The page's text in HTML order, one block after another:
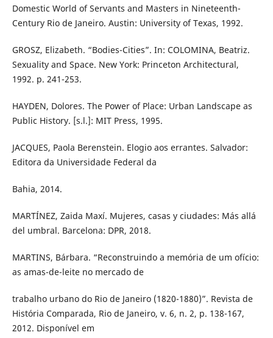
Domestic World of Servants and Masters in Nineteenth-
Century Rio de Janeiro. Austin: University of Texas, 1992.
GROSZ, Elizabeth. “Bodies-Cities”. In: COLOMINA, Beatriz.
Sexuality and Space. New York: Princeton Architectural,
1992. p. 241-253.
HAYDEN, Dolores. The Power of Place: Urban Landscape as
Public History. [s.l.]: MIT Press, 1995.
JACQUES, Paola Berenstein. Elogio aos errantes. Salvador:
Editora da Universidade Federal da
Bahia, 2014.
MARTÍNEZ, Zaida Maxí. Mujeres, casas y ciudades: Más allá
del umbral. Barcelona: DPR, 2018.
MARTINS, Bárbara. “Reconstruindo a memória de um ofício:
as amas-de-leite no mercado de
trabalho urbano do Rio de Janeiro (1820-1880)”. Revista de
História Comparada, Rio de Janeiro, v. 6, n. 2, p. 138-167,
2012. Disponível em